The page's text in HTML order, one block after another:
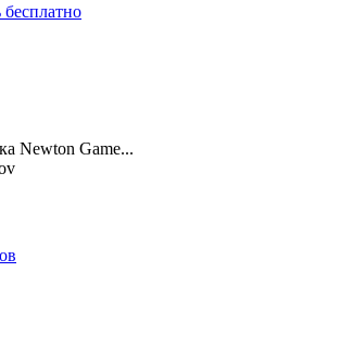
бесплатно
Newton Game...